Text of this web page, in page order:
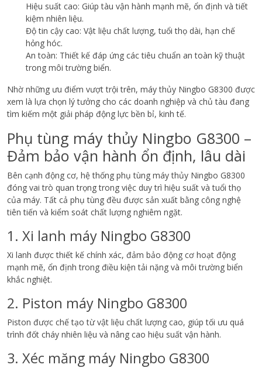
Hiệu suất cao: Giúp tàu vận hành mạnh mẽ, ổn định và tiết
kiệm nhiên liệu.
Độ tin cậy cao: Vật liệu chất lượng, tuổi thọ dài, hạn chế
hỏng hóc.
An toàn: Thiết kế đáp ứng các tiêu chuẩn an toàn kỹ thuật
trong môi trường biển.
Nhờ những ưu điểm vượt trội trên, máy thủy Ningbo G8300 được
xem là lựa chọn lý tưởng cho các doanh nghiệp và chủ tàu đang
tìm kiếm một giải pháp động lực bền bỉ, kinh tế.
Phụ tùng máy thủy Ningbo G8300 –
Đảm bảo vận hành ổn định, lâu dài
Bên cạnh động cơ, hệ thống phụ tùng máy thủy Ningbo G8300
đóng vai trò quan trọng trong việc duy trì hiệu suất và tuổi thọ
của máy. Tất cả phụ tùng đều được sản xuất bằng công nghệ
tiên tiến và kiểm soát chất lượng nghiêm ngặt.
1. Xi lanh máy Ningbo G8300
Xi lanh được thiết kế chính xác, đảm bảo động cơ hoạt động
mạnh mẽ, ổn định trong điều kiện tải nặng và môi trường biển
khắc nghiệt.
2. Piston máy Ningbo G8300
Piston được chế tạo từ vật liệu chất lượng cao, giúp tối ưu quá
trình đốt cháy nhiên liệu và nâng cao hiệu suất vận hành.
3. Xéc măng máy Ningbo G8300